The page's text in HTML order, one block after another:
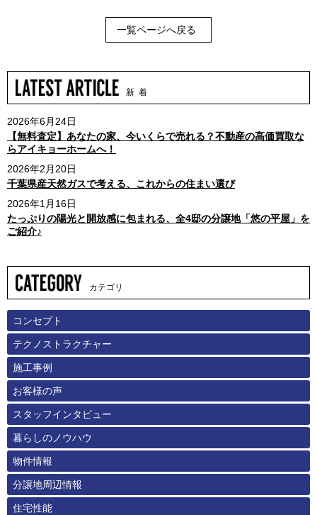
一覧ページへ戻る
新 着
2026年6月24日
【無料査定】あなたの家、今いくらで売れる？不動産の高価買取な
らアイキョーホームへ！
2026年2月20日
千葉県産天然ガスで考える、これからの住まい選び
2026年1月16日
たっぷりの陽光と開放感に包まれる、全4邸の分譲地「悠の平屋」を
ご紹介♪
カテゴリ
コンセプト
テクノストラクチャー
施工事例
お客様の声
スタッフインタビュー
暮らしのノウハウ
物件情報
分譲地周辺情報
住宅性能